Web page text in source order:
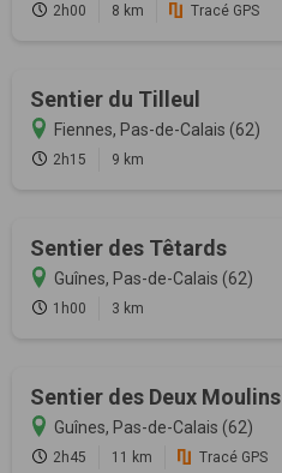
2h00 8 km Tracé GPS
Sentier du Tilleul
Fiennes, Pas-de-Calais (62)
2h15 9 km
Sentier des Têtards
Guînes, Pas-de-Calais (62)
1h00 3 km
Sentier des Deux Moulins
Guînes, Pas-de-Calais (62)
2h45 11 km Tracé GPS